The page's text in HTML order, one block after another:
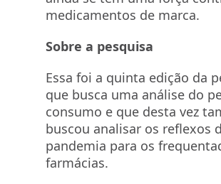
medicamentos de marca.
Sobre a pesquisa
Essa foi a quinta edição da
que busca uma análise do
consumo e que desta vez
buscou analisar os reflexos
pandemia para os
farmácias.